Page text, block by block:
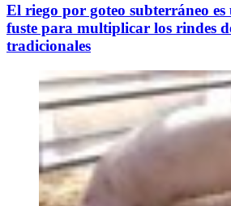
El riego por goteo subterráneo
fuste para multiplicar los rindes
tradicionales